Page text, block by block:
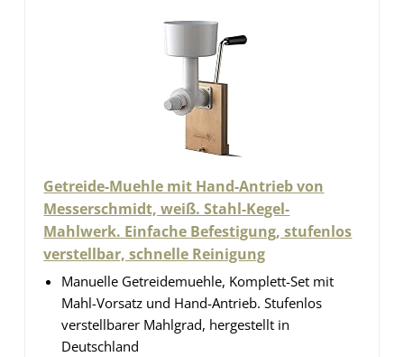
Getreide-Muehle mit Hand-Antrieb von
Messerschmidt, weiß. Stahl-Kegel-
Mahlwerk. Einfache Befestigung, stufenlos
verstellbar, schnelle Reinigung
Manuelle Getreidemuehle, Komplett-Set mit
Mahl-Vorsatz und Hand-Antrieb. Stufenlos
verstellbarer Mahlgrad, hergestellt in
Deutschland